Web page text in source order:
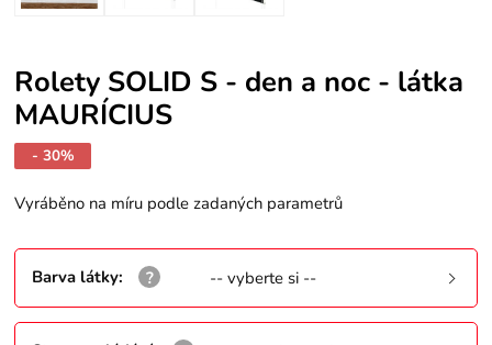
Rolety SOLID S - den a noc - látka
MAURÍCIUS
- 30%
Vyráběno na míru podle zadaných parametrů
Barva látky: -- vyberte si --